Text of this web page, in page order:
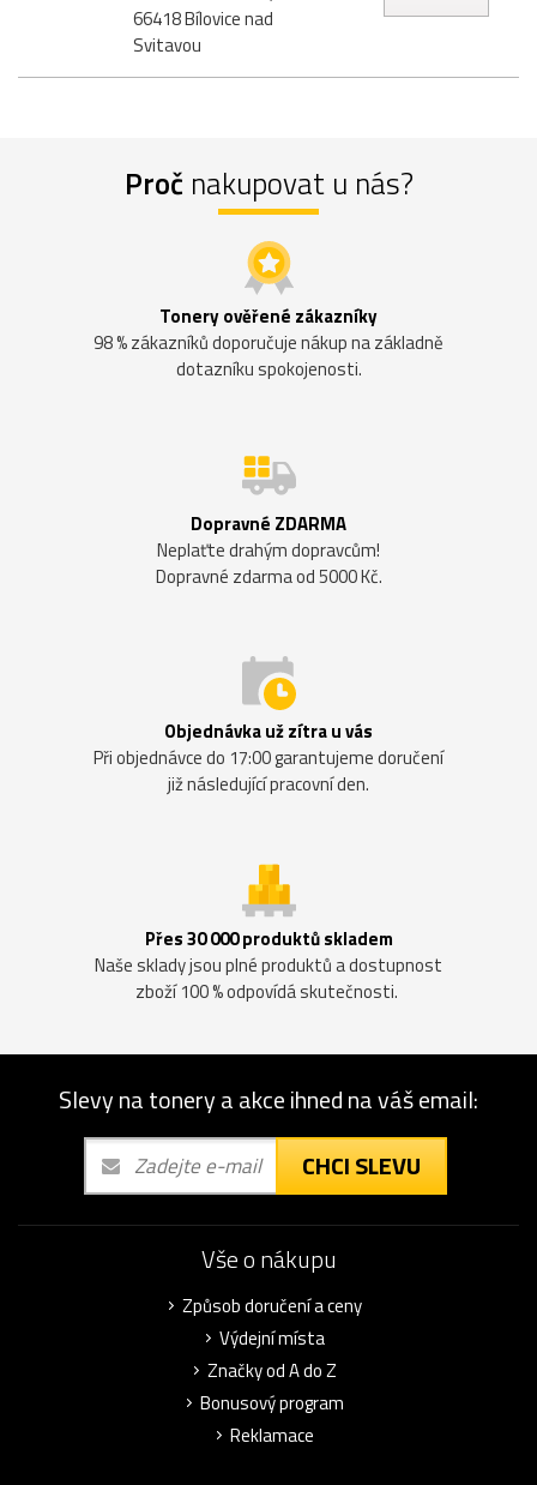
66418 Bílovice nad
Svitavou
Proč nakupovat u nás?
Tonery ověřené zákazníky
98 % zákazníků doporučuje nákup na základně
dotazníku spokojenosti.
Dopravné ZDARMA
Neplaťte drahým dopravcům!
Dopravné zdarma od 5000 Kč.
Objednávka už zítra u vás
Při objednávce do 17:00 garantujeme doručení
již následující pracovní den.
Přes 30 000 produktů skladem
Naše sklady jsou plné produktů a dostupnost
zboží 100 % odpovídá skutečnosti.
Slevy na tonery a akce ihned na váš email:
CHCI SLEVU
Vše o nákupu
Způsob doručení a ceny
Výdejní místa
Značky od A do Z
Bonusový program
Reklamace